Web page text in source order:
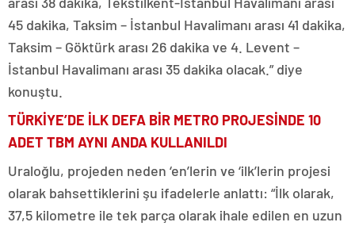
45 dakika, Taksim – İstanbul Havalimanı arası 41 dakika,
Taksim – Göktürk arası 26 dakika ve 4. Levent –
İstanbul Havalimanı arası 35 dakika olacak.” diye
konuştu.
TÜRKİYE’DE İLK DEFA BİR METRO PROJESİNDE 10
ADET TBM AYNI ANDA KULLANILDI
Uraloğlu, projeden neden ‘en’lerin ve ‘ilk’lerin projesi
olarak bahsettiklerini şu ifadelerle anlattı: “İlk olarak,
37,5 kilometre ile tek parça olarak ihale edilen en uzun